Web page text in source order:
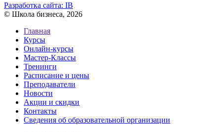
Разработка сайта: IB
© Школа бизнеса, 2026
Главная
Курсы
Онлайн-курсы
Мастер-Классы
Тренинги
Расписание и цены
Преподаватели
Новости
Акции и скидки
Контакты
Сведения об образовательной организации